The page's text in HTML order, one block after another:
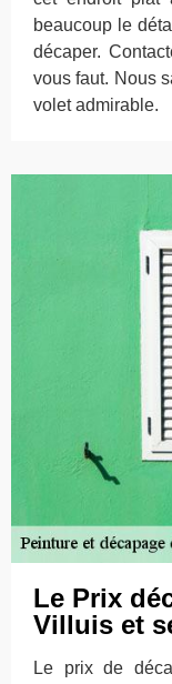
beaucoup le
décaper.
vous faut. Nous
volet admirable.
Le Prix
Villuis et
Le prix de